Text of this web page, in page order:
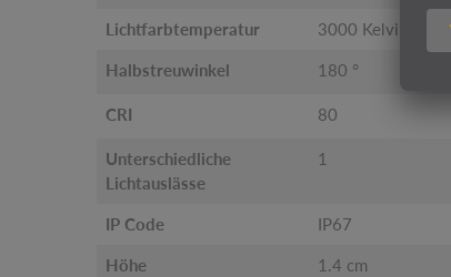
Lichtfarbtemperatur 3000 Kelvin
Halbstreuwinkel 180 °
CRI 80
Unterschiedliche
Lichtauslässe
1
IP Code IP67
Höhe 1.4 cm